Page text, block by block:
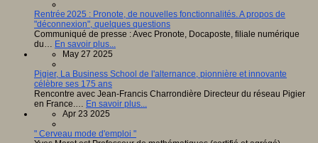
Rentrée 2025 : Pronote, de nouvelles fonctionnalités. A propos de
"déconnexion", quelques questions
Communiqué de presse : Avec Pronote, Docaposte, filiale numérique
du… En savoir plus...
May 27 2025
Pigier, La Business School de l'alternance, pionnière et innovante
célèbre ses 175 ans
Rencontre avec Jean-Francis Charrondière Directeur du réseau Pigier
en France.… En savoir plus...
Apr 23 2025
" Cerveau mode d'emploi "